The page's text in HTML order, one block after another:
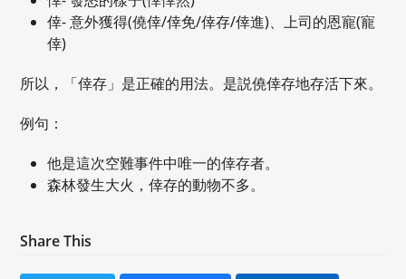
倖- 意外獲得(僥倖/倖免/倖存/倖進)、上司的恩寵(寵
倖)
所以，「倖存」是正確的用法。是説僥倖存地存活下來。
例句：
他是這次空難事件中唯一的倖存者。
森林發生大火，倖存的動物不多。
Share This